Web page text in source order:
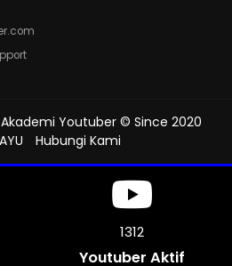
Akademi Youtuber © Since 2020
Hubungi Kami
1312
Youtuber Aktif